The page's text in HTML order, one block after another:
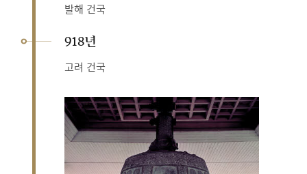
발해 건국
918년
고려 건국